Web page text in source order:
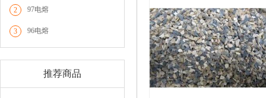
2 97电熔
3 96电熔
推荐商品